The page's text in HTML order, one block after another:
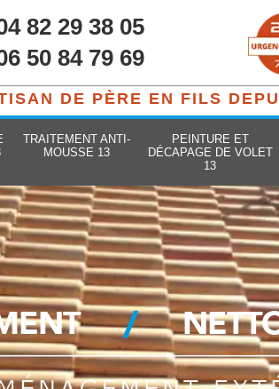
82 29 38 05
50 84 79 69
DE PÈRE EN FILS
TRAITEMENT ANTI-
MOUSSE 13
PEINTURE ET
DÉCAPAGE DE VOLET
13